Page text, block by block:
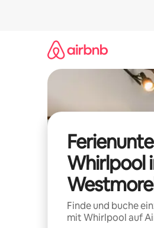
Whirlpool
Finde und buche
mit Whirlpool auf